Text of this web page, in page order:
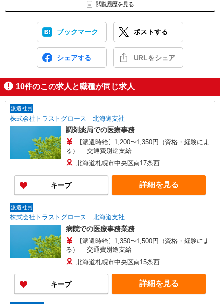
閲覧履歴を見る
ブックマーク ポストする
シェアする URLをシェア
10件のこの求人と職種が同じ求人
派遣社員
株式会社トラストグロース 北海道支社
調剤薬局での医療事務
【派遣時給】1,200〜1,350円（資格・経験によ
る） 交通費別途支給
北海道札幌市中央区南17条西
キープ 詳細を見る
派遣社員
株式会社トラストグロース 北海道支社
病院での医療事務業務
【派遣時給】1,350〜1,500円（資格・経験によ
る） 交通費別途支給
北海道札幌市中央区南15条西
キープ 詳細を見る